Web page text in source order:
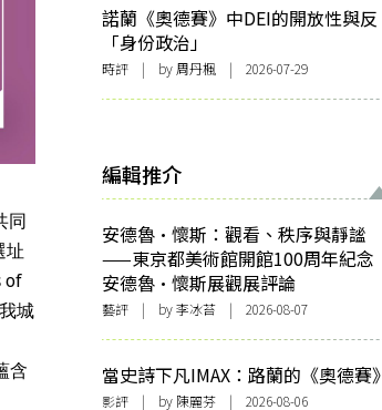
同
址
of
城
含
諾蘭《奧德賽》中DEI的開放性與反
「身份政治」
時評 | by 周丹楓 | 2026-07-29
編輯推介
安德魯·懷斯：觀看、秩序與靜謐
——東京都美術館開館100周年紀念
安德魯·懷斯展觀展評論
藝評 | by 李冰苔 | 2026-08-07
當史詩下凡IMAX：路蘭的《奧德賽》
影評 | by 陳麗芬 | 2026-08-06